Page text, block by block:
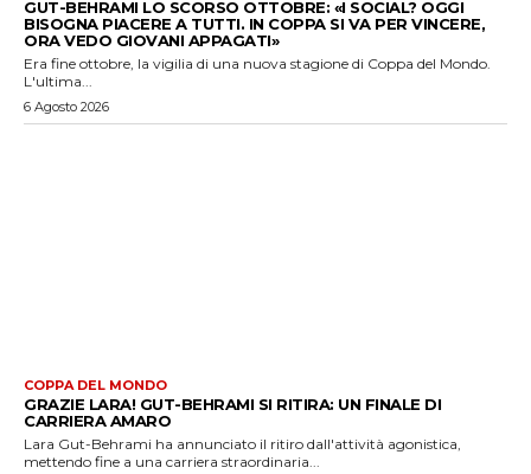
GUT-BEHRAMI LO SCORSO OTTOBRE: «I SOCIAL? OGGI
BISOGNA PIACERE A TUTTI. IN COPPA SI VA PER VINCERE,
ORA VEDO GIOVANI APPAGATI»
Era fine ottobre, la vigilia di una nuova stagione di Coppa del Mondo.
L'ultima...
6 Agosto 2026
COPPA DEL MONDO
GRAZIE LARA! GUT-BEHRAMI SI RITIRA: UN FINALE DI
CARRIERA AMARO
Lara Gut-Behrami ha annunciato il ritiro dall'attività agonistica,
mettendo fine a una carriera straordinaria...